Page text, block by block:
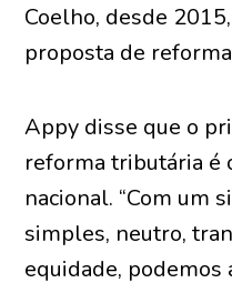
Coelho, desde
proposta de
Appy disse que o
reforma tributária é
nacional. “Com um
simples, neutro,
equidade,